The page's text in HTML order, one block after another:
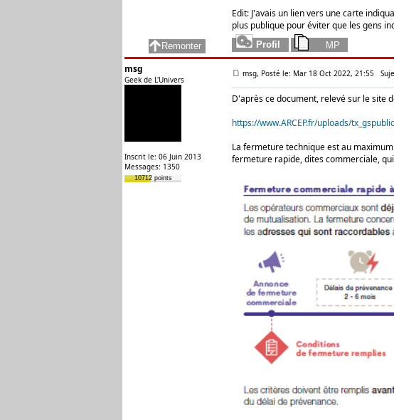
Edit: J'avais un lien vers une carte
plus publique pour éviter que les gens
msg
Geek de L'Univers
Inscrit le: 06 Juin 2013
Messages: 1350
10712 points
msg, Posté le: Mar 18 Oct 2022, 21:55
D'après ce document, relevé sur le site
https://www.ARCEP.fr/uploads/
La fermeture technique est au
fermeture rapide, dites commerciale,